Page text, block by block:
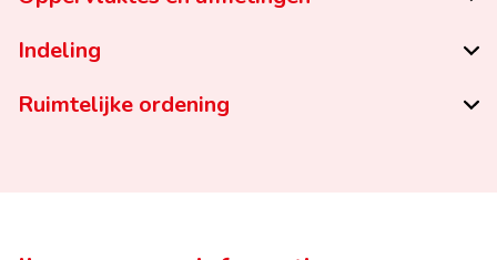
Indeling
Ruimtelijke ordening